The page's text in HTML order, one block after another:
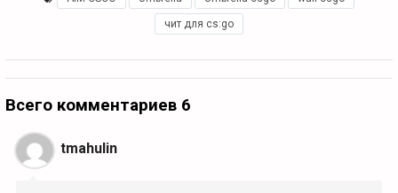
чит для cs:go
Всего комментариев 6
tmahulin